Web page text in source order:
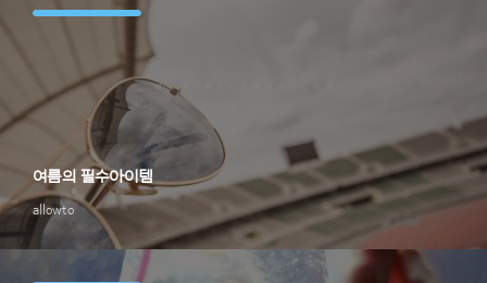
allowto
여름의 필수아이템